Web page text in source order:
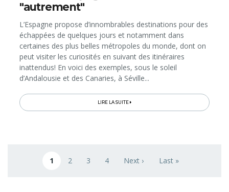
"autrement"
L’Espagne propose d’innombrables destinations pour des
échappées de quelques jours et notamment dans
certaines des plus belles métropoles du monde, dont on
peut visiter les curiosités en suivant des itinéraires
inattendus! En voici des exemples, sous le soleil
d’Andalousie et des Canaries, à Séville...
LIRE LA SUITE
Page courante
1 Page
2 Page
3 Page
4 Next page
Next › Last page
Last »